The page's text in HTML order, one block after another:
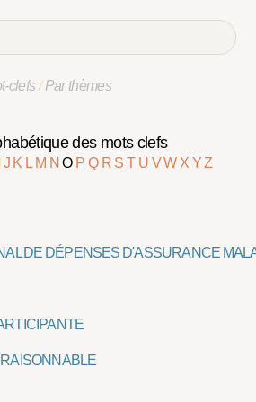
clefs/Par thèmes
des mots clefs
J K L M NO P Q R ST U VW X YZ
DE DÉPENSES D'ASSURANCE